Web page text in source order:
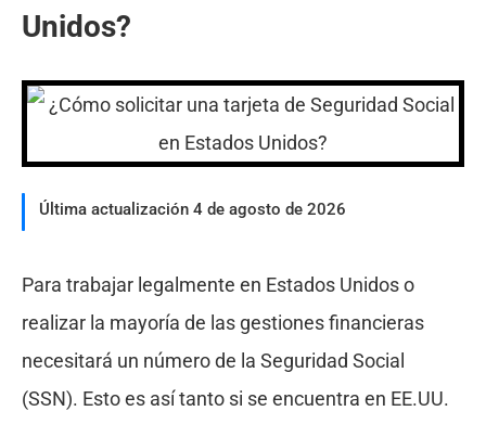
Unidos?
Última actualización 4 de agosto de 2026
Para trabajar legalmente en Estados Unidos o
realizar la mayoría de las gestiones financieras
necesitará un número de la Seguridad Social
(SSN). Esto es así tanto si se encuentra en EE.UU.